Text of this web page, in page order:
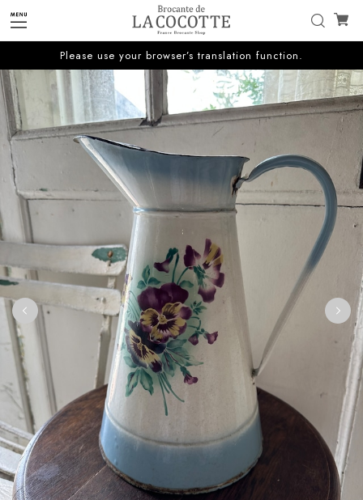
Please use your browser’s translation function.